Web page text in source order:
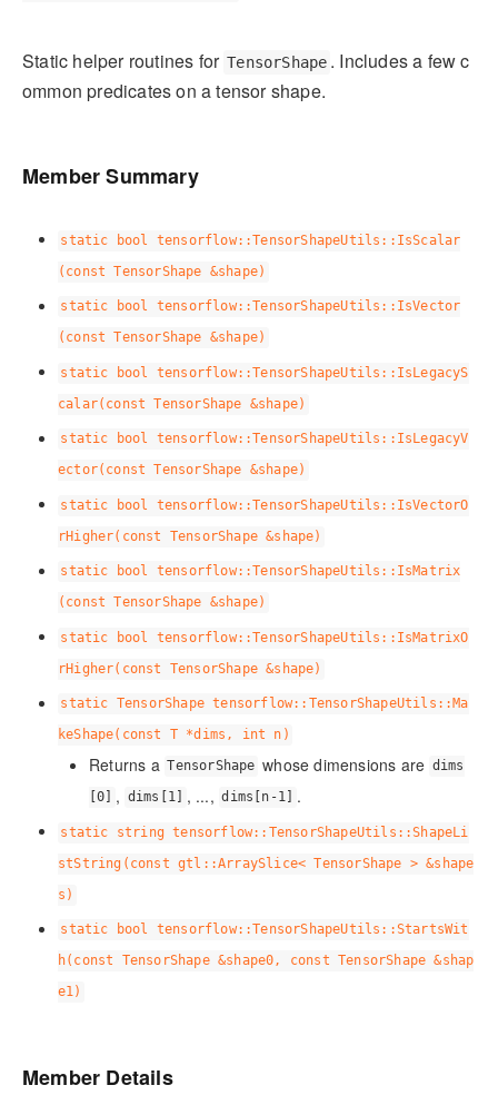
Static helper routines for TensorShape . Includes a few c
ommon predicates on a tensor shape.
Member Summary
static bool tensorflow::TensorShapeUtils::IsScalar
(const TensorShape &shape)
static bool tensorflow::TensorShapeUtils::IsVector
(const TensorShape &shape)
static bool tensorflow::TensorShapeUtils::IsLegacyS
calar(const TensorShape &shape)
static bool tensorflow::TensorShapeUtils::IsLegacyV
ector(const TensorShape &shape)
static bool tensorflow::TensorShapeUtils::IsVectorO
rHigher(const TensorShape &shape)
static bool tensorflow::TensorShapeUtils::IsMatrix
(const TensorShape &shape)
static bool tensorflow::TensorShapeUtils::IsMatrixO
rHigher(const TensorShape &shape)
static TensorShape tensorflow::TensorShapeUtils::Ma
keShape(const T *dims, int n)
Returns a TensorShape whose dimensions are dims
[0]
, dims[1] , ..., dims[n-1] .
static string tensorflow::TensorShapeUtils::ShapeLi
stString(const gtl::ArraySlice< TensorShape > &shape
s)
static bool tensorflow::TensorShapeUtils::StartsWit
h(const TensorShape &shape0, const TensorShape &shap
e1)
Member Details